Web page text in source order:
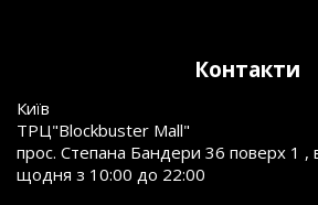
Контакти
Київ
ТРЦ"Blockbuster Mall"
прос. Степана Бандери 36 поверх 1 ,
щодня з 10:00 до 22:00